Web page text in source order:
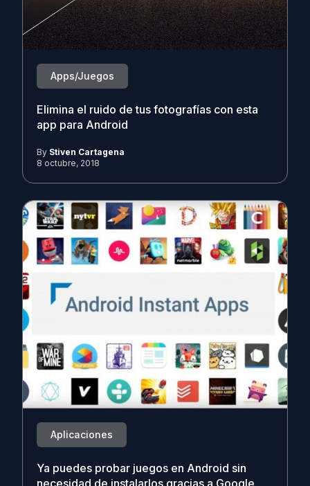
Apps/Juegos
Elimina el ruido de tus fotografías con esta
app para Android
By Stiven Cartagena
8 octubre, 2018
Aplicaciones
Ya puedes probar juegos en Android sin